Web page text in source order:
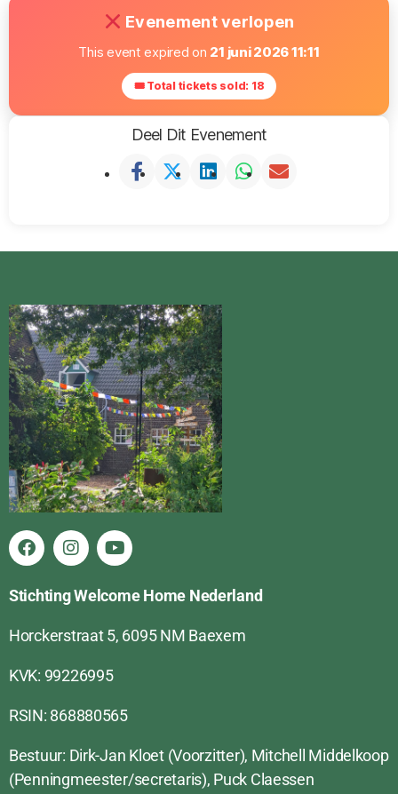
Evenement verlopen
This event expired on 21 juni 2026 11:11
🎟 Total tickets sold: 18
Deel Dit Evenement
Stichting Welcome Home Nederland
Horckerstraat 5, 6095 NM Baexem
KVK: 99226995
RSIN: 868880565
Bestuur: Dirk-Jan Kloet (Voorzitter), Mitchell Middelkoop
(Penningmeester/secretaris), Puck Claessen